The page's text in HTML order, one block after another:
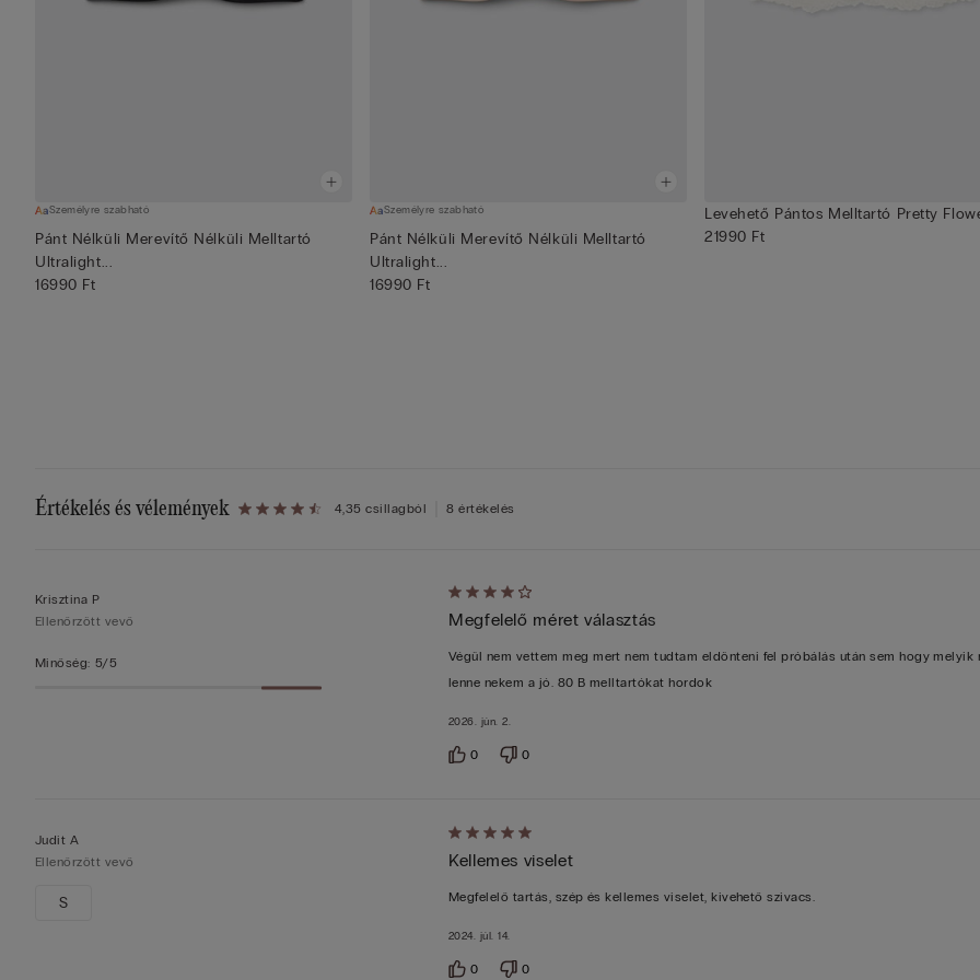
Személyre szabható
Pánt Nélküli Merevítő Nélküli Melltartó
Ultralight...
16990 Ft
Személyre szabható
Pánt Nélküli Merevítő Nélküli Melltartó
Ultralight...
16990 Ft
Levehető Pántos Melltartó Pretty
21990 Ft
Értékelés és vélemények 4,35 csillagból 8 értékelés
Krisztina P
Ellenőrzött vevő
Minőség: 5/5
Értékelés:
4/5
Megfelelő méret választás
Végül nem vettem meg mert nem tudtam eldönteni fel próbálás után sem hogy melyik
lenne nekem a jó. 80 B melltartókat hordok
2026. jún. 2.
0 0
Judit A
Ellenőrzött vevő
S
Értékelés:
5/5
Kellemes viselet
Megfelelő tartás, szép és kellemes viselet, kivehető szivacs.
2024. júl. 14.
0 0